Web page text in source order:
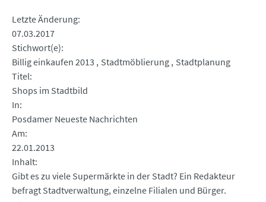
Letzte Änderung
07.03.2017
Stichwort(e)
Billig einkaufen 2013
Stadtmöblierung Stadtplanung
Titel
Shops im Stadtbild
In
Posdamer Neueste Nachrichten
Am
22.01.2013
Inhalt
Gibt es zu viele Supermärkte in der Stadt? Ein Redakteur
befragt Stadtverwaltung, einzelne Filialen und Bürger.